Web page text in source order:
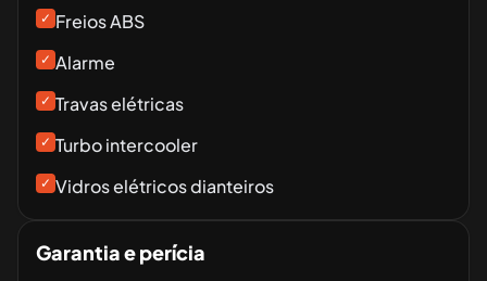
✓ Freios ABS
✓ Alarme
✓ Travas elétricas
✓ Turbo intercooler
✓ Vidros elétricos dianteiros
Garantia e perícia